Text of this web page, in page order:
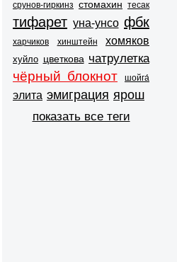
срунов-гиркинз стомахин тесак
тифарет уна-унсо фбк
харчиков хинштейн хомяков
хуйло цветкова чатрулетка
чёрный блокнот шойга́
элита эмиграция ярош
показать все теги